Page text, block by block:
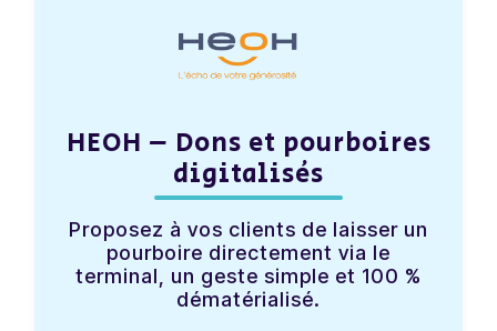
HEOH – Dons et pourboires
digitalisés
Proposez à vos clients de laisser un
pourboire directement via le
terminal, un geste simple et 100 %
dématérialisé.